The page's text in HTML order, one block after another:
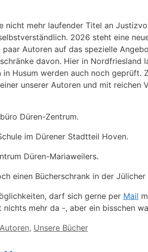
nicht mehr laufender Titel an
2026 steht eine
Autoren auf das spezielle
davon. Hier in Nordfriesland
Husum werden auch noch geprüft.
unserer Autoren und mit reichen
Düren-Zentrum.
im Dürener Stadtteil Hoven.
Düren-Mariaweilers.
einen Bücherschrank in der
darf sich gerne per Mail
mehr da -, aber ein bisschen
, Unsere Bücher